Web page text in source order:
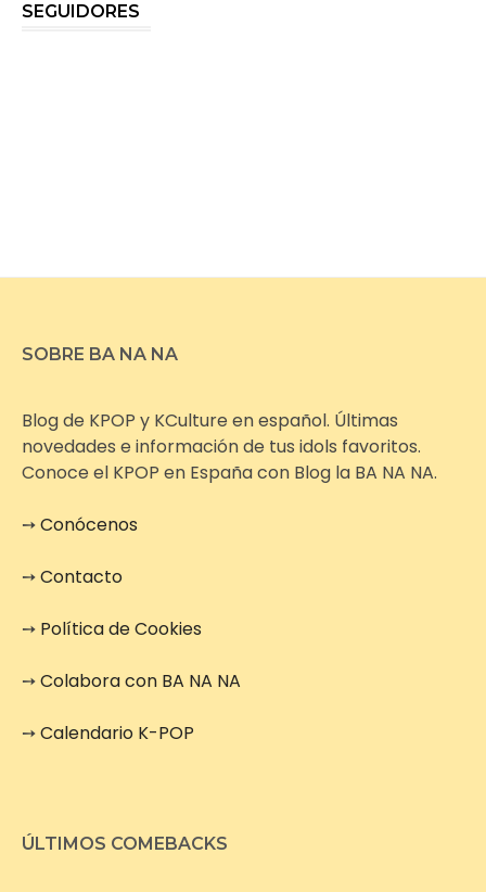
SEGUIDORES
SOBRE BA NA NA
Blog de KPOP y KCulture en español. Últimas
novedades e información de tus idols favoritos.
Conoce el KPOP en España con Blog la BA NA NA.
➙Conócenos
➙Contacto
➙ Política de Cookies
➙Colabora con BA NA NA
➙Calendario K-POP
ÚLTIMOS COMEBACKS